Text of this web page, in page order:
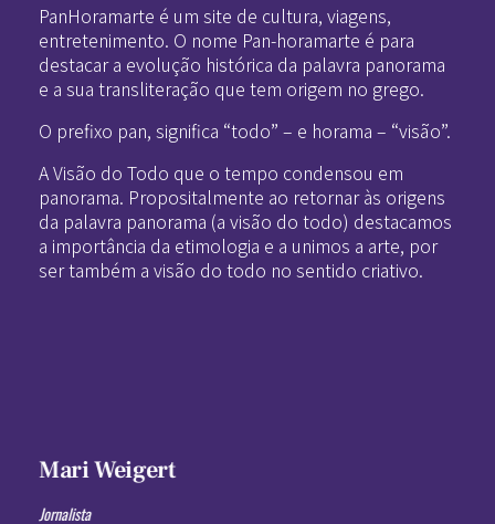
PanHoramarte é um site de cultura, viagens,
entretenimento. O nome Pan-horamarte é para
destacar a evolução histórica da palavra panorama
e a sua transliteração que tem origem no grego.
O prefixo pan, significa “todo” – e horama – “visão”.
A Visão do Todo que o tempo condensou em
panorama. Propositalmente ao retornar às origens
da palavra panorama (a visão do todo) destacamos
a importância da etimologia e a unimos a arte, por
ser também a visão do todo no sentido criativo.
Mari Weigert
Jornalista